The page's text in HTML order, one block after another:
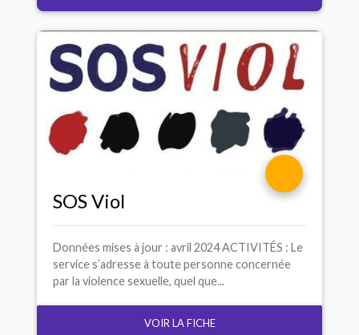
SOSViol
Données mises à jour : avril 2024 ACTIVITÉS : Le
service s’adresse à toute personne concernée
par la violence sexuelle, quel que...
VOIR LA FICHE